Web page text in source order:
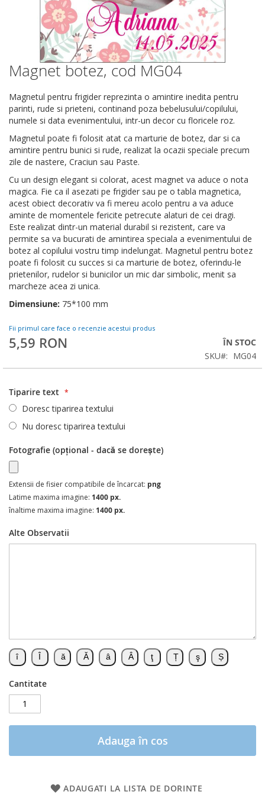
Magnet botez, cod MG04
Magnetul pentru frigider reprezinta o amintire inedita pentru
parinti, rude si prieteni, continand poza bebelusului/copilului,
numele si data evenimentului, intr-un decor cu floricele roz.
Magnetul poate fi folosit atat ca marturie de botez, dar si ca
amintire pentru bunici si rude, realizat la ocazii speciale precum
zile de nastere, Craciun sau Paste.
Cu un design elegant si colorat, acest magnet va aduce o nota
magica. Fie ca il asezati pe frigider sau pe o tabla magnetica,
acest obiect decorativ va fi mereu acolo pentru a va aduce
aminte de momentele fericite petrecute alaturi de cei dragi.
Este realizat dintr-un material durabil si rezistent, care va
permite sa va bucurati de amintirea speciala a evenimentului de
botez al copilului vostru timp indelungat. Magnetul pentru botez
poate fi folosit cu succes si ca marturie de botez, oferindu-le
prietenilor, rudelor si bunicilor un mic dar simbolic, menit sa
marcheze acea zi unica.
Dimensiune: 75*100 mm
Fii primul care face o recenzie acestui produs
5,59 RON
ÎN STOC
SKU
MG04
Tiparire text
Doresc tiparirea textului
Nu doresc tiparirea textului
Fotografie (opțional - dacă se dorește)
Extensii de fisier compatibile de încarcat: png
Latime maxima imagine: 1400 px.
înaltime maxima imagine: 1400 px.
Alte Observatii
Cantitate
Adauga în cos
ADAUGATI LA LISTA DE DORINTE
Skip
to
beginning
of
the
images
gallery